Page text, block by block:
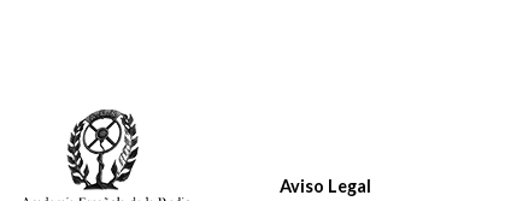
Aviso Legal